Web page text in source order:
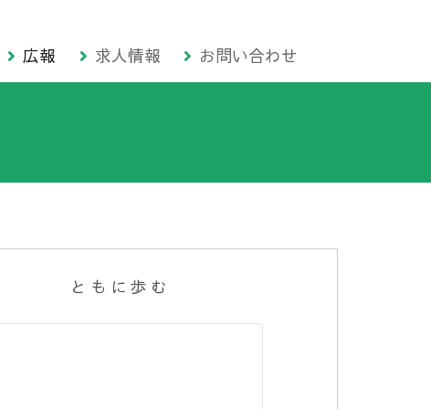
広報 求人情報 お問い合わせ
ともに歩む